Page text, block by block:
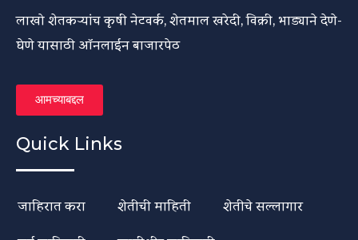
लाखो शेतकऱ्यांच कृषी नेटवर्क, शेतमाल खरेदी, विक्री, भाड्याने देणे-
घेणे यासाठी ऑनलाईन बाजारपेठ
आमच्याबद्दल
Quick Links
जाहिरात करा शेतीची माहिती
शेतीचे सल्लागार